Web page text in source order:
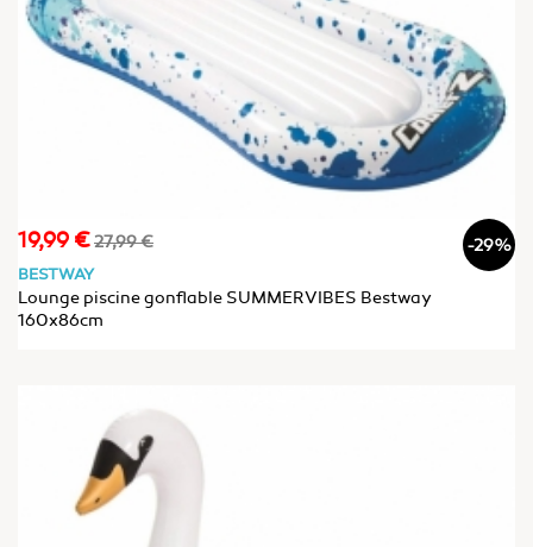
Prix
19,99 €Prix
27,99 € -29%
BESTWAY
Lounge piscine gonflable SUMMER VIBES Bestway
160x86cm